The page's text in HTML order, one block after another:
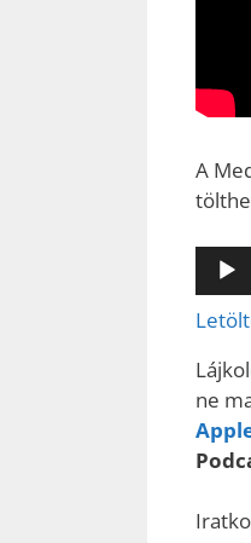
A
Audió
ne